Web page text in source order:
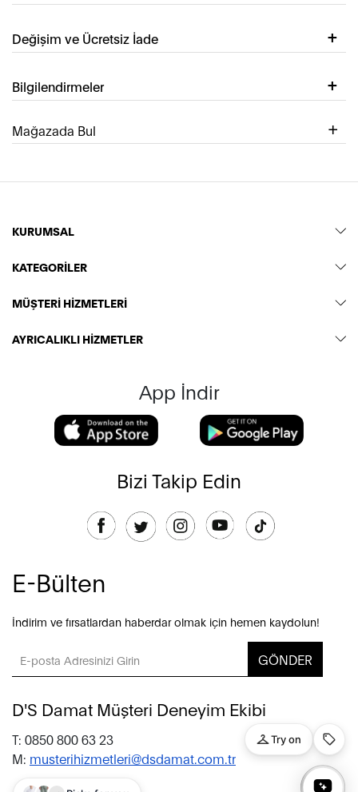
Değişim ve Ücretsiz İade
Bilgilendirmeler
Mağazada Bul
KURUMSAL
KATEGORİLER
MÜŞTERİ HİZMETLERİ
AYRICALIKLI HİZMETLER
App İndir
Bizi Takip Edin
E-Bülten
İndirim ve fırsatlardan haberdar olmak için hemen kaydolun!
GÖNDER
D'S Damat Müşteri Deneyim Ekibi
T: 0850 800 63 23
M: musterihizmetleri@dsdamat.com.tr